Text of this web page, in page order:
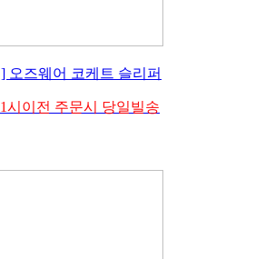
오즈웨어 코케트 슬리퍼
시이전 주문시 당일빌송